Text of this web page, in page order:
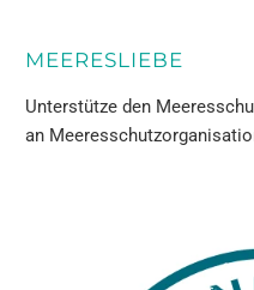
MEERESLIEBE
Unterstütze den
an